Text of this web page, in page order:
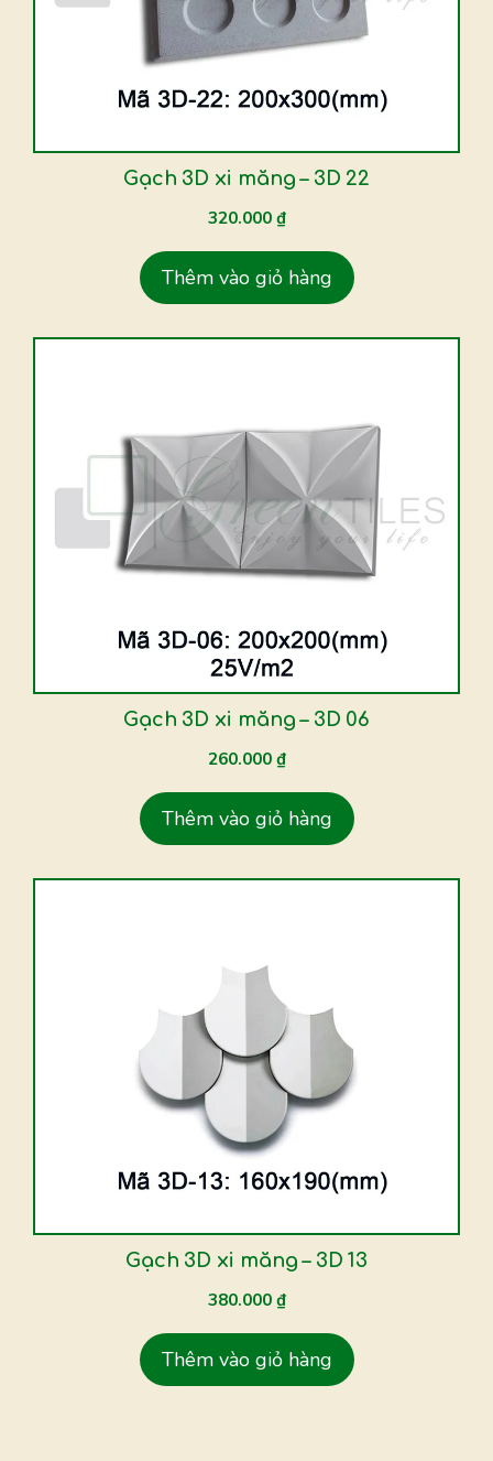
Gạch 3D xi măng – 3D 22
320.000₫
Thêm vào giỏ hàng
Gạch 3D xi măng – 3D 06
260.000₫
Thêm vào giỏ hàng
Gạch 3D xi măng – 3D 13
380.000₫
Thêm vào giỏ hàng